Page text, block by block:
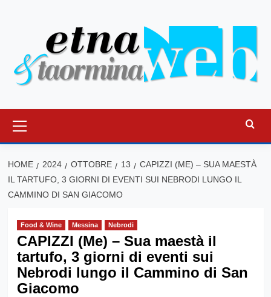
principale
HOME 2024 OTTOBRE 13
CAPIZZI (ME) – SUA MAESTÀ
IL TARTUFO, 3 GIORNI DI EVENTI SUI NEBRODI LUNGO IL
CAMMINO DI SAN GIACOMO
Food & Wine Messina Nebrodi
CAPIZZI (Me) – Sua maestà il
tartufo, 3 giorni di eventi sui
Nebrodi lungo il Cammino di San
Giacomo